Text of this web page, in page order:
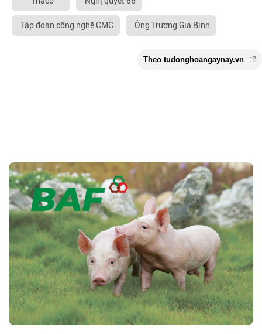
Tập đoàn công nghệ CMC Ông Trương Gia Bình